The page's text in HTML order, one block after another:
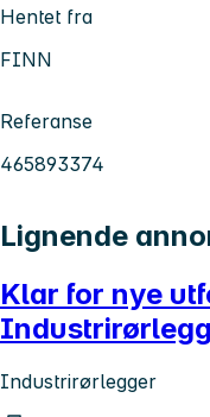
Hentet fra
FINN
Referanse
465893374
Lignende
Klar for nye
Industrirørlegger